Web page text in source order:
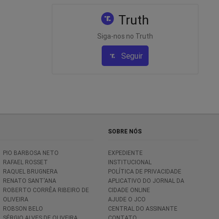
Truth
Siga-nos no Truth
Seguir
PIO BARBOSA NETO
RAFAEL ROSSET
RAQUEL BRUGNERA
RENATO SANT'ANA
ROBERTO CORRÊA RIBEIRO DE
OLIVEIRA
ROBSON BELO
SOBRE NÓS
EXPEDIENTE
INSTITUCIONAL
POLÍTICA DE PRIVACIDADE
APLICATIVO DO JORNAL DA
CIDADE ONLINE
AJUDE O JCO
CENTRAL DO ASSINANTE